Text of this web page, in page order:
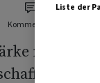
Kommentare
macht
Liste der